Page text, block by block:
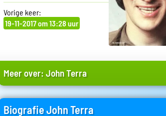
Vorige keer:
19-11-2017 om 13:28 uur
Meer over:John Terra
Biografie John Terra